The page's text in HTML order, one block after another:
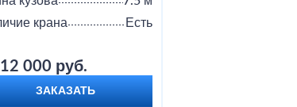
крана
Есть
000 руб.
ЗАКАЗАТЬ